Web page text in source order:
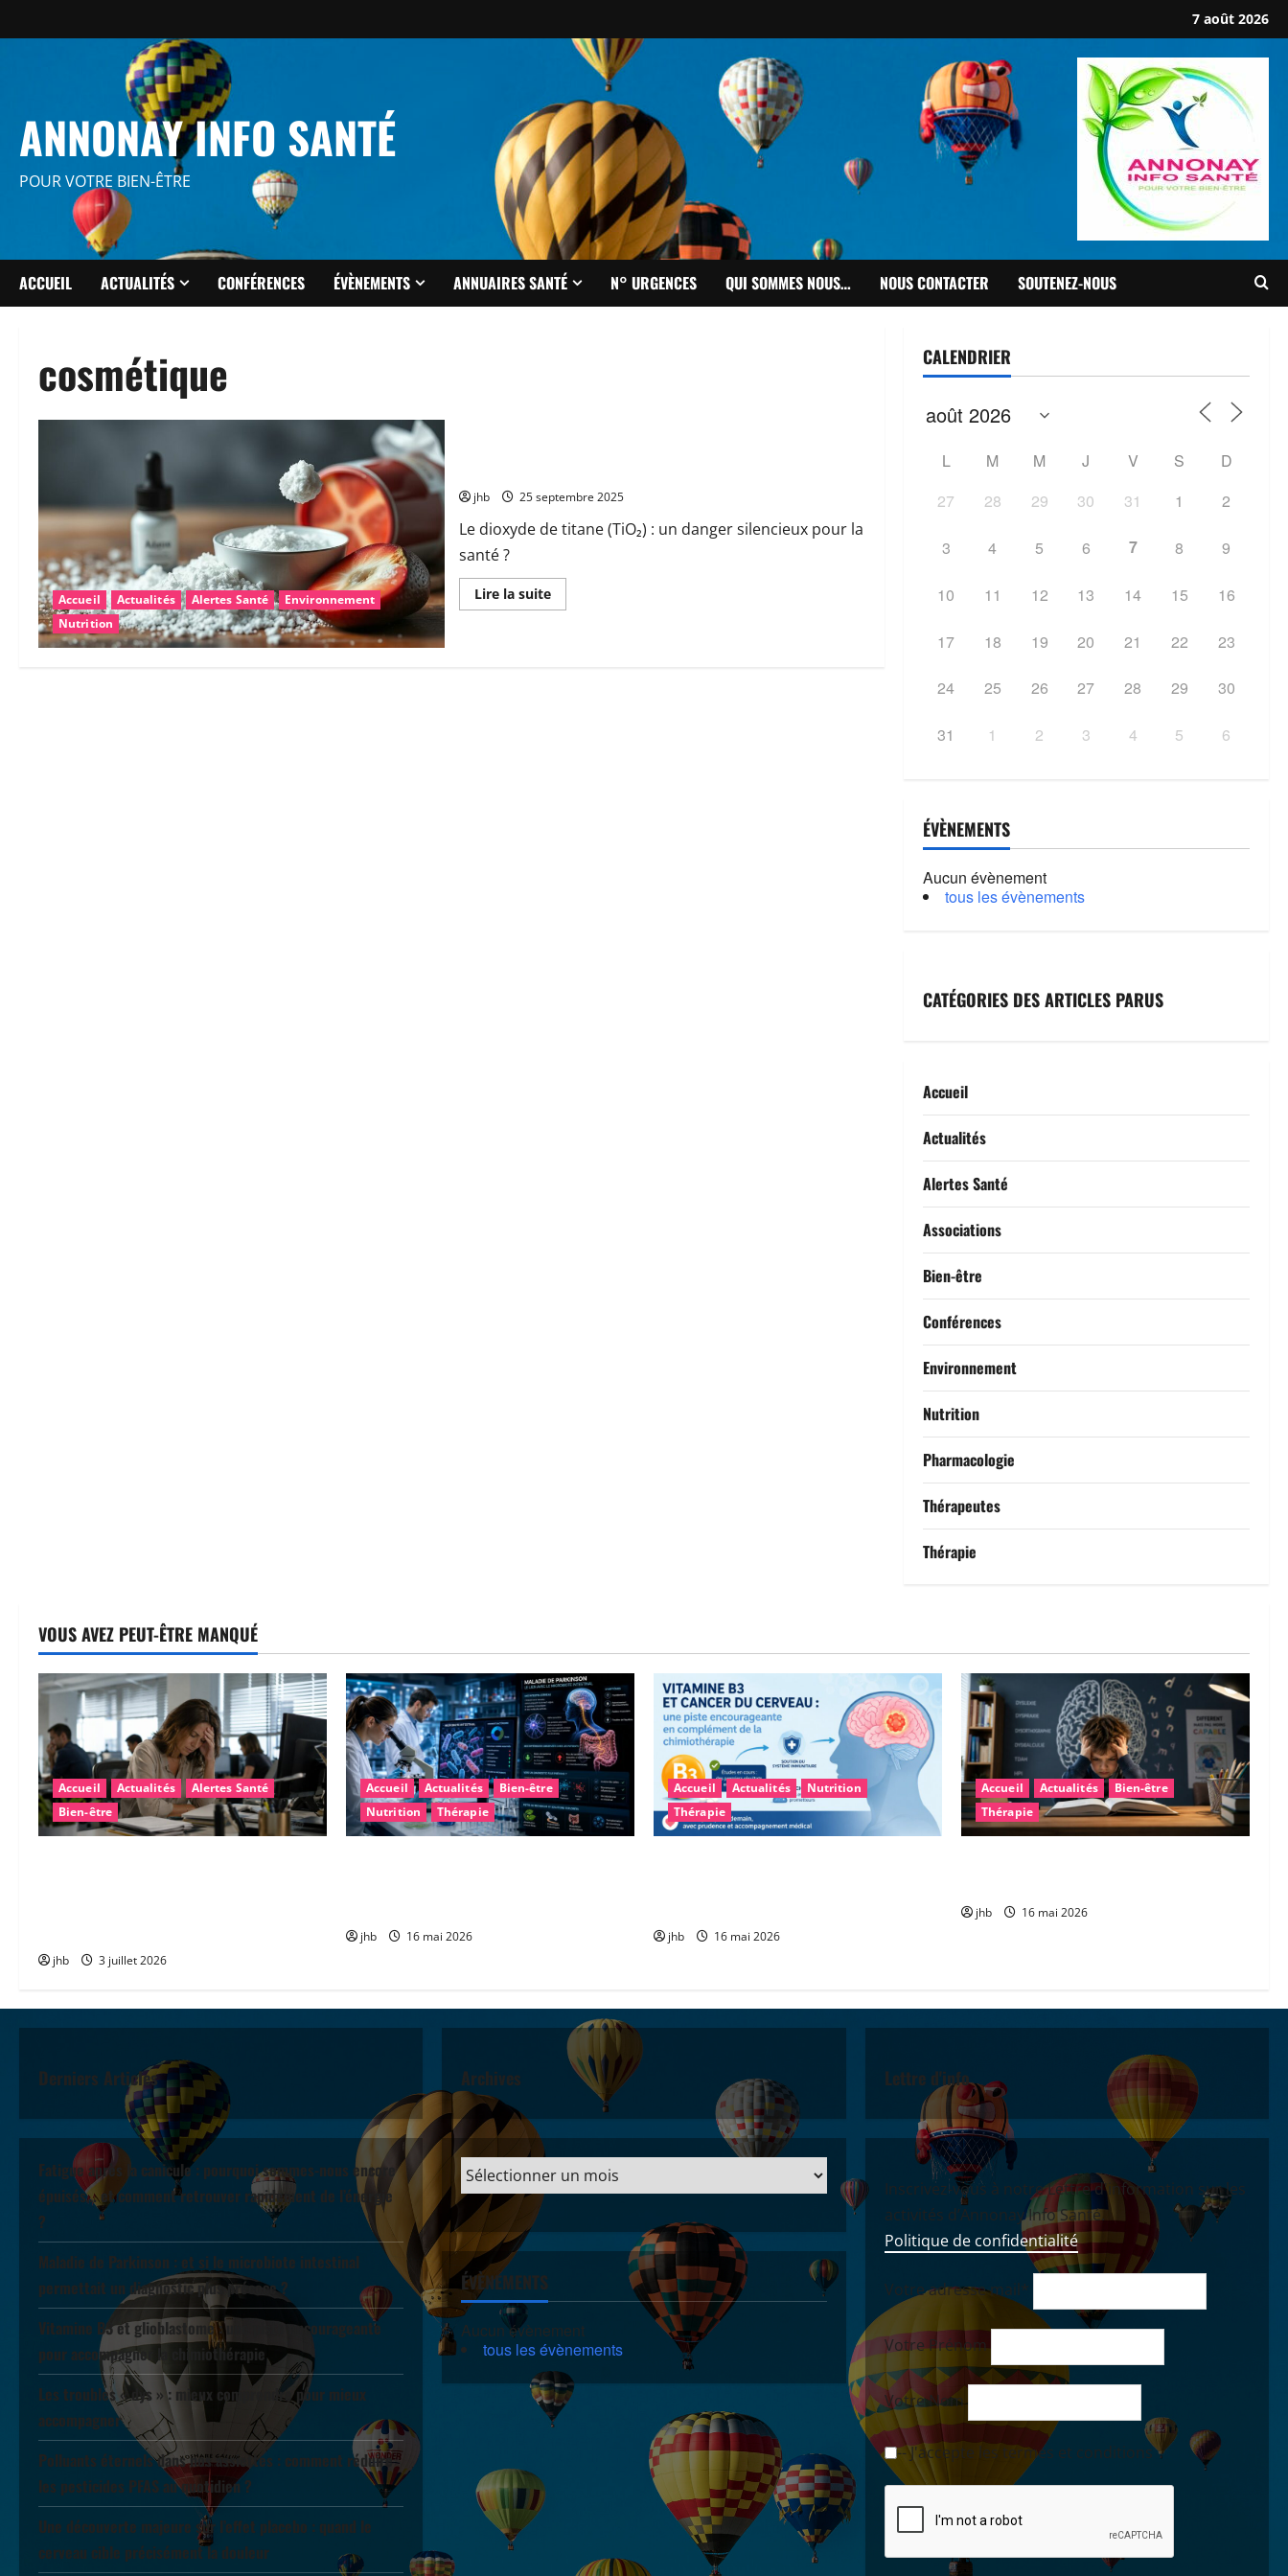
au
7 août 2026
ANNONAY INFO SANTÉ
POUR VOTRE BIEN-ÊTRE
ACCUEIL ACTUALITÉS CONFÉRENCES ÉVÈNEMENTS ANNUAIRES SANTÉ N° URGENCES QUI SOMMES NOUS… NOUS CONTACTER SOUTENEZ-NOUS
cosmétique
Accueil Actualités Alertes Santé
Environnement
Nutrition
jhb 25 septembre 2025
Le dioxyde de titane (TiO₂) : un danger silencieux pour la
santé ?
Lire la suiteEn
savoir
CALENDRIER
L M M J V S
D
27
28 29 30 31 1 2
3 4 5 6 7 8 9
10 11 12 13 14 15 16
17 18 19 20 21 22 23
24 25 26 27 28 29 30
31 1 2 3 4 5 6
ÉVÈNEMENTS
Aucun évènement
tous les évènements
CATÉGORIES DES ARTICLES PARUS
Accueil
Actualités
Alertes Santé
Associations
Bien-être
Conférences
Environnement
Nutrition
Pharmacologie
Thérapeutes
Thérapie
VOUS AVEZ PEUT-ÊTRE MANQUÉ
Accueil Actualités
Alertes Santé
Bien-être
jhb 3 juillet 2026
Accueil Actualités
Bien-être
Nutrition
Thérapie
jhb 16 mai 2026
Accueil Actualités
Nutrition
Thérapie
jhb 16 mai 2026
Accueil Actualités
Bien-être
Thérapie
jhb 16 mai 2026
Derniers Articles
Fatigue après la canicule : pourquoi sommes-nous encore
épuisés… et comment retrouver rapidement de l’énergie
?
Maladie de Parkinson : et si le microbiote intestinal
permettait un diagnostic plus précoce ?
Vitamine B3 et glioblastome : une piste encourageante
pour accompagner la chimiothérapie
Les troubles « dys » : mieux comprendre pour mieux
accompagner
Polluants éternels dans nos assiettes : comment réduire
les pesticides PFAS au quotidien ?
Une découverte majeure sur l’effet placebo : quand le
cerveau cible précisément la douleur
Archives
ÉVÈNEMENTS
Aucun évènement
tous les évènements
Lettre d'info
Inscrivez-vous à notre Lettre d'information sur les
activités d’Annonay Info Santé.
Politique de confidentialité
Votre adresse mail*
Votre Prénom
Votre Nom
-- J'accepte les termes et conditions